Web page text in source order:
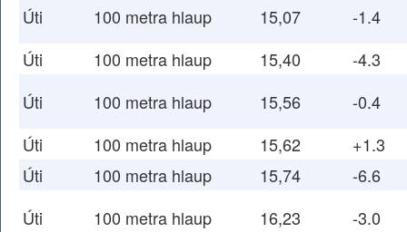
Úti 100 metra hlaup 15,07
-1.4
Úti
100 metra hlaup 15,40
-4.3
Úti
100 metra hlaup 15,56
-0.4
Úti
100 metra hlaup 15,62
+1.3
Úti
100 metra hlaup 15,74
-6.6
Úti
100 metra hlaup 16,23 -3.0